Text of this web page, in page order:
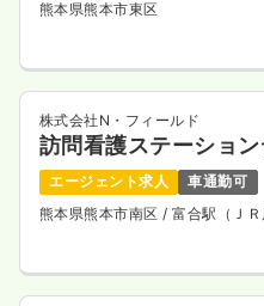
熊本県熊本市東区
株式会社N・フィールド
訪問看護ステーショ
エージェント求人
車通勤可
熊本県熊本市南区 / 富合駅（Ｊ